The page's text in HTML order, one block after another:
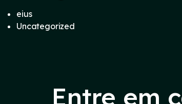
eius
Uncategorized
Entre em